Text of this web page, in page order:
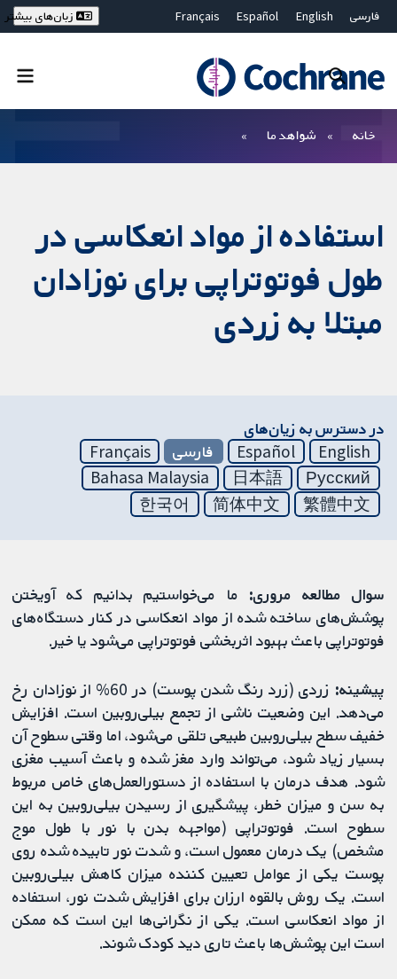
فارسی English
Español
Français
Bahasa Malaysia
ไทย
繁體中文
زبان‌های بیشتر
خانه شواهد ما
استفاده از مواد انعکاسی در
طول فوتوتراپی برای نوزادان
مبتلا به زردی
در دسترس به زیان‌های
English
Español فارسی
Français
Русский
日本語
Bahasa Malaysia
繁體中文
简体中文
한국어
سوال مطالعه مروری: ما می‌خواستیم بدانیم که آویختن
پوشش‌های ساخته شده از مواد انعکاسی در کنار دستگاه‌های
فوتوتراپی باعث بهبود اثربخشی فوتوتراپی می‌شود یا خیر.
پیشینه:
زردی (زرد رنگ شدن پوست) در 60% از نوزادان رخ
می‌دهد. این وضعیت ناشی از تجمع بیلی‌روبین است. افزایش
خفیف سطح بیلی‌روبین طبیعی تلقی می‌شود، اما وقتی سطوح آن
بسیار زیاد شود، می‌تواند وارد مغز شده و باعث آسیب مغزی
شود. هدف درمان با استفاده از دستورالعمل‌های خاص مربوط
به سن و میزان خطر، پیشگیری از رسیدن بیلی‌روبین به این
سطوح است. فوتوتراپی (مواجهه بدن با نور با طول موج
مشخص) یک درمان معمول است، و شدت نور تابیده شده روی
پوست یکی از عوامل تعیین‌ کننده میزان کاهش بیلی‌روبین
است. یک روش بالقوه ارزان برای افزایش شدت نور، استفاده
از مواد انعکاسی است. یکی از نگرانی‌ها این است که ممکن
است این پوشش‌ها باعث تاری دید کودک شوند.